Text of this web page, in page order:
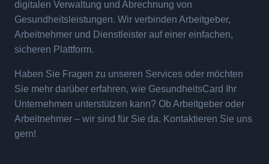
digitalen Verwaltung und Abrechnung von
Gesundheitsleistungen. Wir verbinden Arbeitgeber,
Arbeitnehmer und Dienstleister auf einer einfachen,
sicheren Plattform.
Haben Sie Fragen zu unseren Services oder möchten
Sie mehr darüber erfahren, wie GesundheitsCard Ihr
Unternehmen unterstützen kann? Ob Arbeitgeber oder
Arbeitnehmer – wir sind für Sie da. Kontaktieren Sie uns
gern!